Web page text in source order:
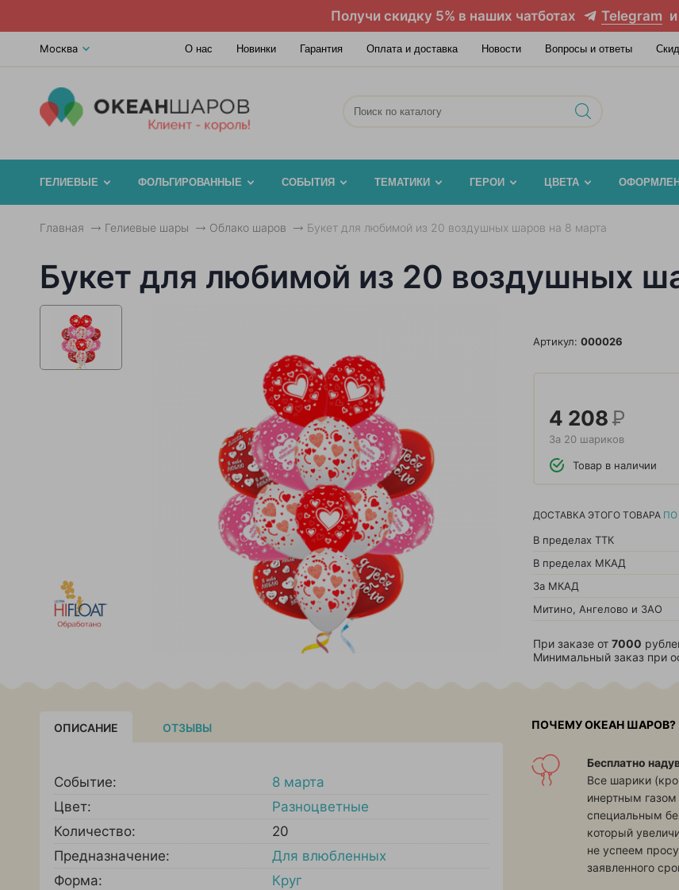
Получи скидку 5% в наших чатботах Telegram и
Москва О нас Новинки Гарантия Оплата и доставка Новости Вопросы и ответы
ГЕЛИЕВЫЕ ФОЛЬГИРОВАННЫЕ СОБЫТИЯ ТЕМАТИКИ ГЕРОИ ЦВЕТА
Главная Гелиевые шары Облако шаров Букет для любимой из 20 воздушных шаров на 8 марта
Букет для любимой из 20 воздушных
Артикул: 000026
4 208Р
За 20 шариков
Товар в наличии
ДОСТАВКА ЭТОГО ТОВАРА
В пределах ТТК
В пределах МКАД
За МКАД
Митино, Ангелово и ЗАО
При заказе от 7000
Минимальный заказ при
ОПИСАНИЕ ОТЗЫВЫ
Событие:
8 марта
Цвет:
Разноцветные
Количество:
20
Предназначение:
Для влюбленных
Форма:
Круг
ПОЧЕМУ ОКЕАН ШАРОВ?
Бесплатно
Все шарики
инертным
специальным
который
не успеем
заявленного